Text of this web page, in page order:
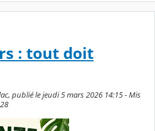
: tout doit
publié le jeudi 5 mars 2026 14:15 - Mis